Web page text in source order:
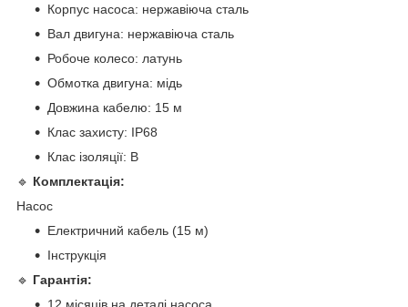
Корпус насоса: нержавіюча сталь
Вал двигуна: нержавіюча сталь
Робоче колесо: латунь
Обмотка двигуна: мідь
Довжина кабелю: 15 м
Клас захисту: IP68
Клас ізоляції: B
🔹 Комплектація:
Насос
Електричний кабель (15 м)
Інструкція
🔹 Гарантія:
12 місяців на деталі насоса